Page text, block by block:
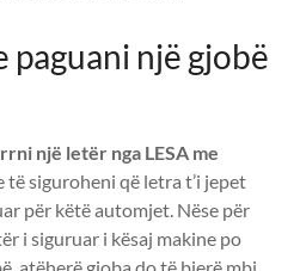
paguani një gjobë
një letër nga LESA me
të siguroheni që letra t’i jepet
për këtë automjet. Nëse për
i siguruar i kësaj makine po